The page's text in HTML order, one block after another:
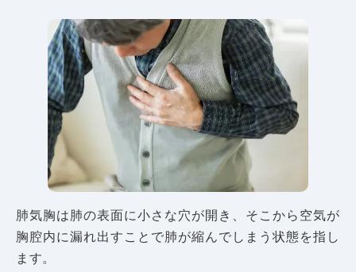
肺気胸は肺の表面に小さな穴が開き、そこから空気が
胸腔内に漏れ出すことで肺が縮んでしまう状態を指し
ます。